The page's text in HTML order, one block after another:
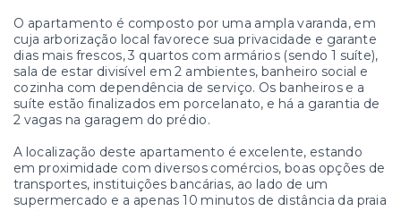
O apartamento é composto por uma ampla varanda, em
cuja arborização local favorece sua privacidade e garante
dias mais frescos, 3 quartos com armários (sendo 1 suíte),
sala de estar divisível em 2 ambientes, banheiro social e
cozinha com dependência de serviço. Os banheiros e a
suíte estão finalizados em porcelanato, e há a garantia de
2 vagas na garagem do prédio.
A localização deste apartamento é excelente, estando
em proximidade com diversos comércios, boas opções de
transportes, instituições bancárias, ao lado de um
supermercado e a apenas 10 minutos de distância da praia